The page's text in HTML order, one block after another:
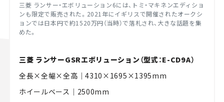
三菱 ランサー・エボリューション6には、トミ・マキネンエディショ
ンも限定で販売された。2021年にイギリスで開催されたオークシ
ョンでは日本円で約1520万円（当時）で落札され、大きな話題を集
めた。
三菱 ランサーGSRエボリューション（型式：E-CD9A）
全長×全幅×全高｜4310×1695×1395mm
ホイールベース｜2500mm